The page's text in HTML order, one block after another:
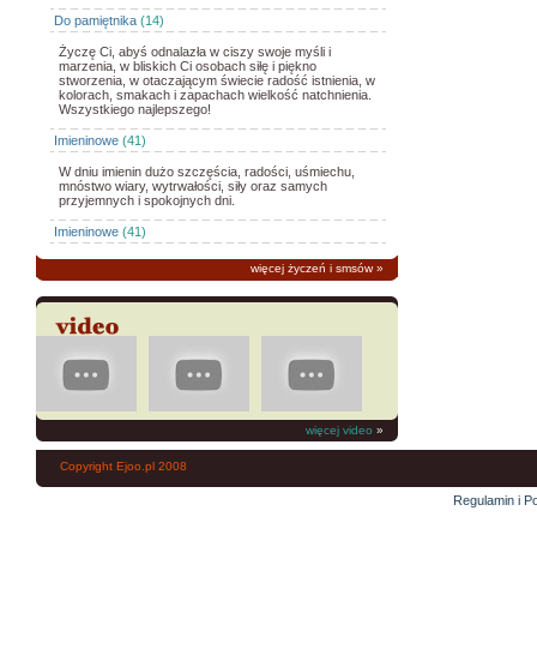
Do pamiętnika (14)
Życzę Ci, abyś odnalazła w ciszy swoje myśli i
marzenia, w bliskich Ci osobach siłę i piękno
stworzenia, w otaczającym świecie radość istnienia, w
kolorach, smakach i zapachach wielkość natchnienia.
Wszystkiego najlepszego!
Imieninowe (41)
W dniu imienin dużo szczęścia, radości, uśmiechu,
mnóstwo wiary, wytrwałości, siły oraz samych
przyjemnych i spokojnych dni.
Imieninowe (41)
więcej życzeń i smsów»
więcej video »
Copyright Ejoo.pl 2008
Regulamin i